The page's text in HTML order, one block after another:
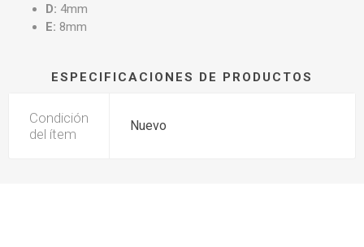
D: 4mm
E: 8mm
ESPECIFICACIONES DE PRODUCTOS
Condición
del ítem
Nuevo